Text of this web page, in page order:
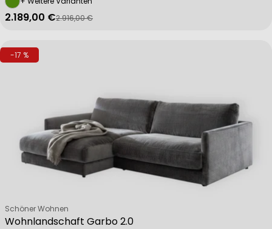
Verkaufspreis
2.189,00 €
Regulärer Preis
2.916,00 €
-17 %
Wohnlandschaft Garbo 2.0
Verkäufer:
Schöner Wohnen